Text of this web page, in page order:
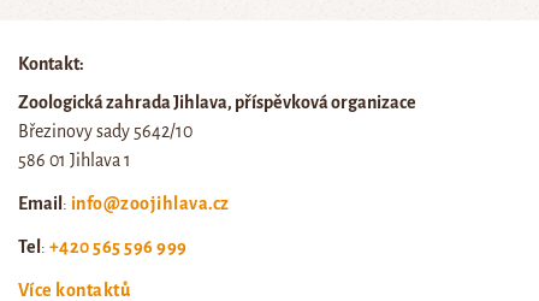
Kontakt:
Zoologická zahrada Jihlava, příspěvková organizace
Březinovy sady 5642/10
586 01 Jihlava 1
Email: info@zoojihlava.cz
Tel: +420 565 596 999
Více kontaktů